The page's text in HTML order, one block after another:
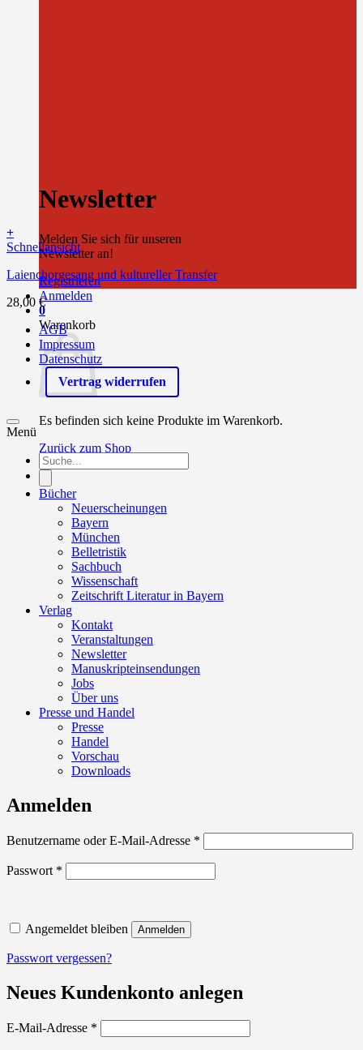
Newsletter
Melden Sie sich für unseren
Newsletter an!
Registrieren
Anmelden
0
Warenkorb
Es befinden sich keine Produkte im Warenkorb.
Zurück zum Shop
0
+
Schnellansicht
Laienchorgesang und kultureller Transfer
28,00 €
AGB
Impressum
Datenschutz
Vertrag widerrufen
Menü
Products
search
Bücher
Neuerscheinungen
Bayern
München
Belletristik
Sachbuch
Wissenschaft
Zeitschrift Literatur in Bayern
Verlag
Kontakt
Veranstaltungen
Newsletter
Manuskripteinsendungen
Jobs
Über uns
Presse und Handel
Presse
Handel
Vorschau
Downloads
Anmelden
Benutzername oder E-Mail-Adresse *
Passwort *
Angemeldet bleiben Anmelden
Passwort vergessen?
Neues Kundenkonto anlegen
E-Mail-Adresse *